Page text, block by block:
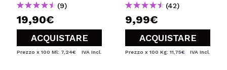
(9)
19,90€
ACQUISTARE
Prezzo x 100 Ml: 7,24€ IVA Incl.
(42)
9,99€
ACQUISTARE
Prezzo x 100 Kg: 11,75€ IVA Incl.